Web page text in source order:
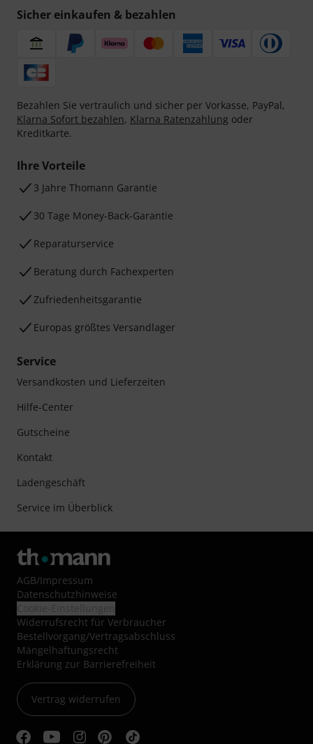
Sicher einkaufen & bezahlen
Bezahlen Sie vertraulich und sicher per Vorkasse, PayPal,
Klarna Sofort bezahlen, Klarna Ratenzahlung oder
Kreditkarte.
Ihre Vorteile
3 Jahre Thomann Garantie
30 Tage Money-Back-Garantie
Reparaturservice
Beratung durch Fachexperten
Zufriedenheitsgarantie
Europas größtes Versandlager
Service
Versandkosten und Lieferzeiten
Hilfe-Center
Gutscheine
Kontakt
Ladengeschäft
Service im Überblick
AGB/Impressum
Datenschutzhinweise
Widerrufsrecht für Verbraucher
Bestellvorgang/Vertragsabschluss
Mängelhaftungsrecht
Erklärung zur Barrierefreiheit
Vertrag widerrufen